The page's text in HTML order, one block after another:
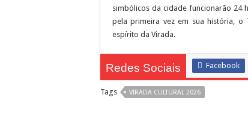
simbólicos da cidade funcionarão 24
pela primeira vez em sua história,
espírito da Virada.
Redes Sociais Facebook
Tags VIRADA CULTURAL 2026